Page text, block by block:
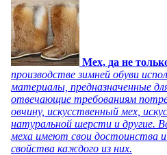
Мех, да не
производстве зимней обуви
материалы, предназначенные
отвечающие требованиям
овчину, искусственный мех,
натуральной шерсти и другие.
меха имеют свои достоинства
свойства каждого из них.